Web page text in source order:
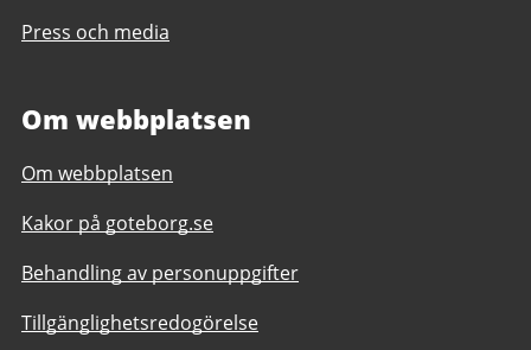
Press och media
Om webbplatsen
Om webbplatsen
Kakor på goteborg.se
Behandling av personuppgifter
Tillgänglighetsredogörelse